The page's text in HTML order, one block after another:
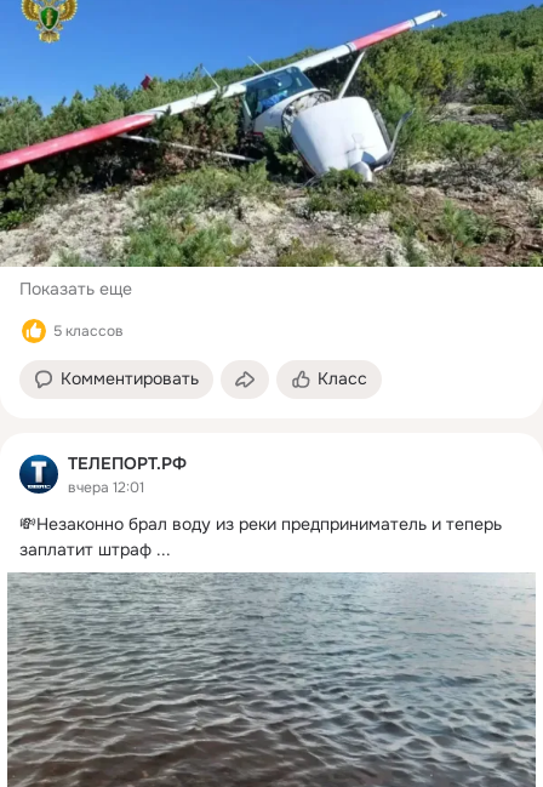
Показать еще
5 классов
Комментировать Класс
ТЕЛЕПОРТ.РФ
вчера 12:01
💸Незаконно брал воду из реки предприниматель и теперь
заплатит штраф ...